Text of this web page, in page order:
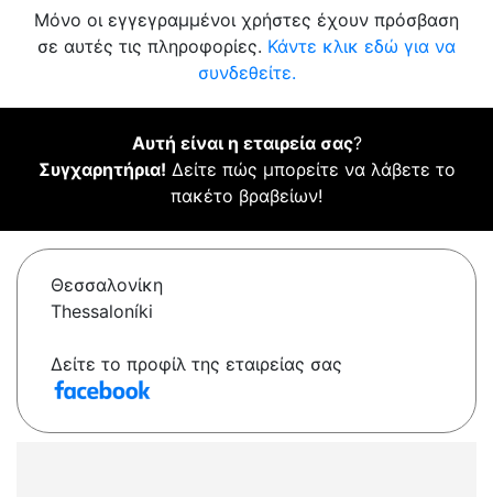
Μόνο οι εγγεγραμμένοι χρήστες έχουν πρόσβαση
σε αυτές τις πληροφορίες. Κάντε κλικ εδώ για να
συνδεθείτε.
Αυτή είναι η εταιρεία σας?
Συγχαρητήρια! Δείτε πώς μπορείτε να λάβετε το
πακέτο βραβείων!
Θεσσαλονίκη
Thessaloníki
Δείτε το προφίλ της εταιρείας σας